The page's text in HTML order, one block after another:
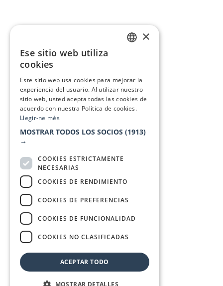
×
Ese sitio web utiliza
cookies
Este sitio web usa cookies para mejorar la
experiencia del usuario. Al utilizar nuestro
sitio web, usted acepta todas las cookies de
acuerdo con nuestra Política de cookies.
Llegir-ne més
MOSTRAR TODOS LOS SOCIOS (1913)
→
COOKIES ESTRICTAMENTE
NECESARIAS
COOKIES DE RENDIMIENTO
COOKIES DE PREFERENCIAS
COOKIES DE FUNCIONALIDAD
COOKIES NO CLASIFICADAS
ACEPTAR TODO
MOSTRAR DETALLES